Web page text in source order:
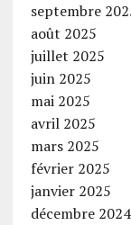
septembre
août 2025
juillet 2025
juin 2025
mai 2025
avril 2025
mars 2025
février 2025
janvier 2025
décembre 2024